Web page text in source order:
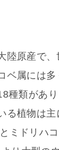
陸原産で、
ベ属には多
種類があ
る植物は主
ミドリハ